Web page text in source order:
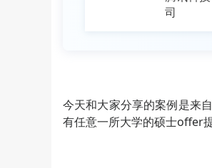
司
今天和大家分享的案例是来
有任意一所大学的硕士offer